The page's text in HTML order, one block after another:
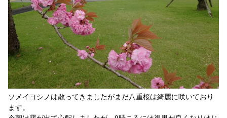
ソメイヨシノは散ってきましたがまだ八重桜は綺麗に咲いており
ます。